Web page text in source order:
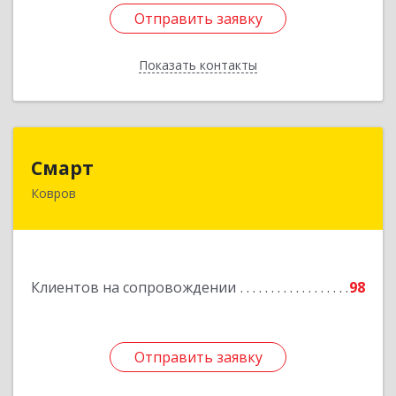
Отправить заявку
Показать контакты
Отправить заявку
Назад
Смарт
Ковров
Клиентов на сопровождении 98
Отправить заявку
601900, Владимирская обл, Ковров г, Труда ул,
Отправить заявку